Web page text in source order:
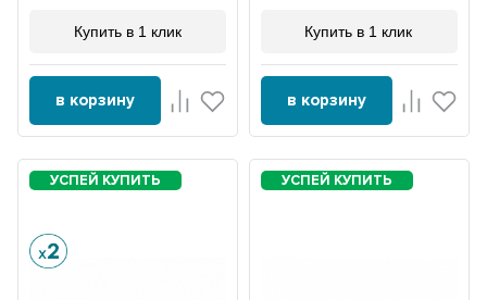
Купить в 1 клик
в корзину
Купить в 1 клик
в корзину